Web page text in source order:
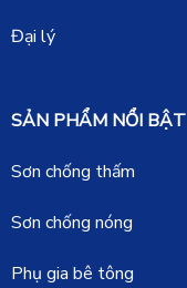
Đại lý
SẢN PHẨM NỔI BẬT
Sơn chống thấm
Sơn chống nóng
Phụ gia bê tông